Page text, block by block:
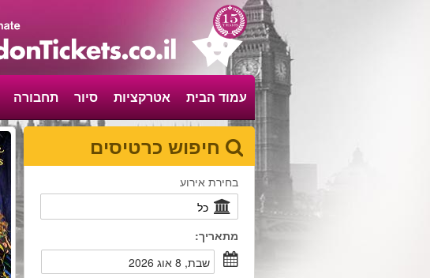
עמוד הבית אטרקציות סיור תחבורה
חיפוש כרטיסים
בחירת אירוע
מתאריך:
שבת, 8 אוג 2026